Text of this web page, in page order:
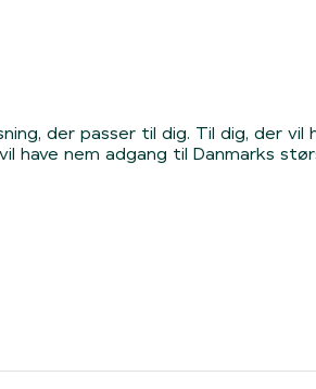
der passer til dig. Til dig, der
have nem adgang til Danmarks